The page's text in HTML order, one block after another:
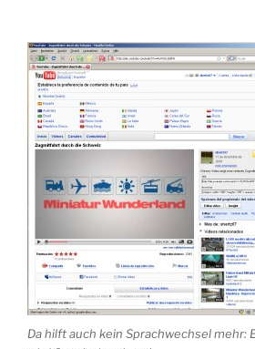
Da hilft auch kein Sprachwechsel mehr: